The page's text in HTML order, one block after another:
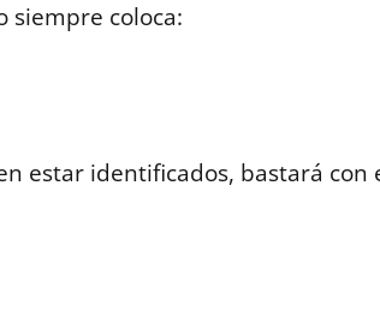
siempre coloca:
estar identificados, bastará con